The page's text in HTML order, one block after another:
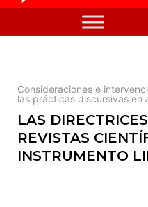
Consideraciones e
las prácticas discursivas
LAS
REVISTAS
INSTRUMENTO